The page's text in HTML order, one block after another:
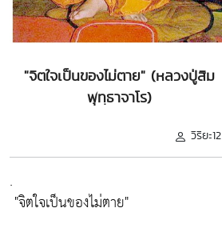
"จิตใจเป็นของไม่ตาย" (หลวงปู่สิม
พุทฺธาจาโร)
วิริยะ12
.
"จิตใจเป็นของไม่ตาย"